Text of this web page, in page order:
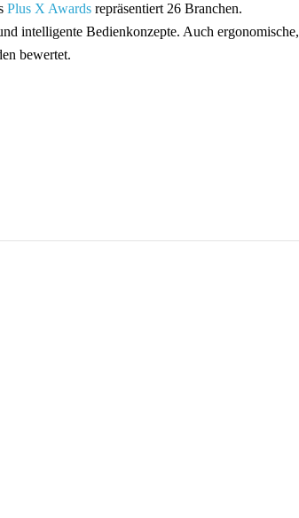
Plus X Awards repräsentiert 26 Branchen.
intelligente Bedienkonzepte. Auch ergonomische,
bewertet.